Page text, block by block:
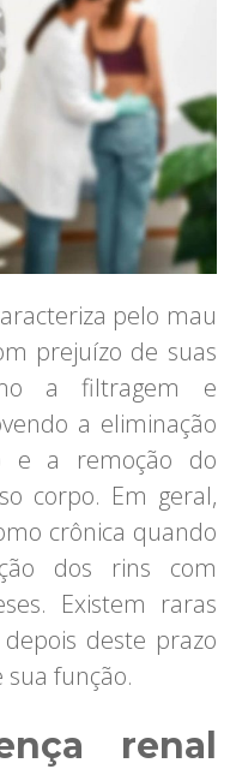
pelo mau
prejuízo de suas
a filtragem e
a eliminação
e a remoção do
corpo. Em geral,
crônica quando
dos rins com
Existem raras
deste prazo
função.
renal